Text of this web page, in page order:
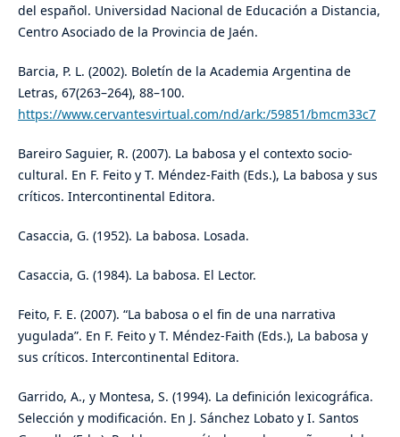
del español. Universidad Nacional de Educación a Distancia,
Centro Asociado de la Provincia de Jaén.
Barcia, P. L. (2002). Boletín de la Academia Argentina de
Letras, 67(263–264), 88–100.
https://www.cervantesvirtual.com/nd/ark:/59851/bmcm33c7
Bareiro Saguier, R. (2007). La babosa y el contexto socio-
cultural. En F. Feito y T. Méndez-Faith (Eds.), La babosa y sus
críticos. Intercontinental Editora.
Casaccia, G. (1952). La babosa. Losada.
Casaccia, G. (1984). La babosa. El Lector.
Feito, F. E. (2007). “La babosa o el fin de una narrativa
yugulada”. En F. Feito y T. Méndez-Faith (Eds.), La babosa y
sus críticos. Intercontinental Editora.
Garrido, A., y Montesa, S. (1994). La definición lexicográfica.
Selección y modificación. En J. Sánchez Lobato y I. Santos